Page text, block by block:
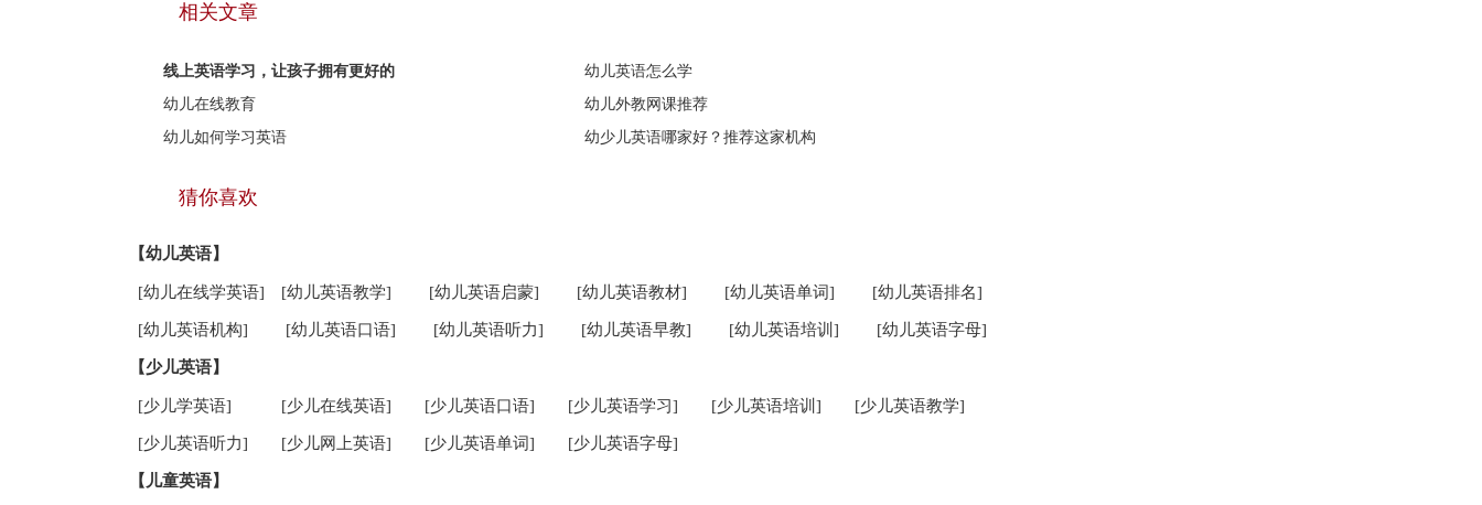
相关文章
线上英语学习，让孩子拥有更好的
幼儿英语怎么学
幼儿在线教育
幼儿外教网课推荐
幼儿如何学习英语
幼少儿英语哪家好？推荐这家机构
猜你喜欢
【幼儿英语】
[幼儿在线学英语] [幼儿英语教学] [幼儿英语启蒙] [幼儿英语教材] [幼儿英语单词] [幼儿英语排名]
[幼儿英语机构] [幼儿英语口语] [幼儿英语听力] [幼儿英语早教] [幼儿英语培训] [幼儿英语字母]
【少儿英语】
[少儿学英语] [少儿在线英语] [少儿英语口语] [少儿英语学习] [少儿英语培训] [少儿英语教学]
[少儿英语听力] [少儿网上英语] [少儿英语单词] [少儿英语字母]
【儿童英语】